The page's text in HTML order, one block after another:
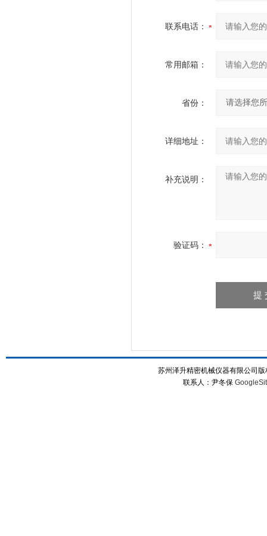
联系电话：
常用邮箱：
省份：
详细地址：
补充说明：
验证码：
苏州泽升精密机械仪器有限公司
联系人：尹冬保